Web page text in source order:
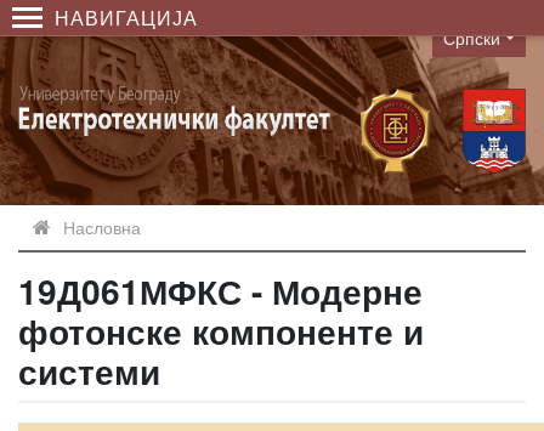
НАВИГАЦИЈА
Language
Српски
Насловна
19Д061МФКС - Модерне
фотонске компоненте и
системи